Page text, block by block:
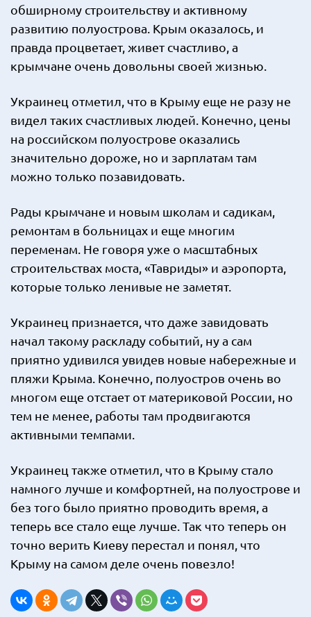
обширному строительству и активному
развитию полуострова. Крым оказалось, и
правда процветает, живет счастливо, а
крымчане очень довольны своей жизнью.
Украинец отметил, что в Крыму еще не разу не
видел таких счастливых людей. Конечно, цены
на российском полуострове оказались
значительно дороже, но и зарплатам там
можно только позавидовать.
Рады крымчане и новым школам и садикам,
ремонтам в больницах и еще многим
переменам. Не говоря уже о масштабных
строительствах моста, «Тавриды» и аэропорта,
которые только ленивые не заметят.
Украинец признается, что даже завидовать
начал такому раскладу событий, ну а сам
приятно удивился увидев новые набережные и
пляжи Крыма. Конечно, полуостров очень во
многом еще отстает от материковой России, но
тем не менее, работы там продвигаются
активными темпами.
Украинец также отметил, что в Крыму стало
намного лучше и комфортней, на полуострове и
без того было приятно проводить время, а
теперь все стало еще лучше. Так что теперь он
точно верить Киеву перестал и понял, что
Крыму на самом деле очень повезло!